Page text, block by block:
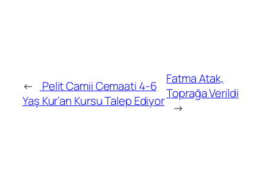
←
Pelit Camii Cemaati 4-6
Yaş Kur’an Kursu Talep Ediyor
Fatma Atak,
Toprağa Verildi
→